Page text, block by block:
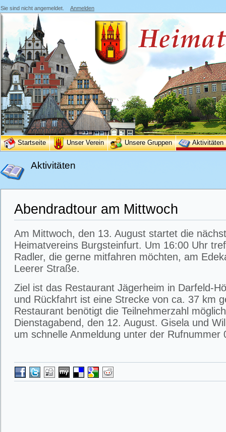
Sie sind nicht angemeldet. Anmelden
Startseite Unser Verein Unsere Gruppen Aktivitäten
Aktivitäten
Abendradtour am Mittwoch
Am Mittwoch, den 13. August startet die
Heimatvereins Burgsteinfurt. Um 16:00 Uhr
Radler, die gerne mitfahren möchten, am
Leerer Straße.
Ziel ist das Restaurant Jägerheim in Darfeld-
und Rückfahrt ist eine Strecke von ca. 37 km
Restaurant benötigt die Teilnehmerzahl
Dienstagabend, den 12. August. Gisela und
um schnelle Anmeldung unter der Rufnummer